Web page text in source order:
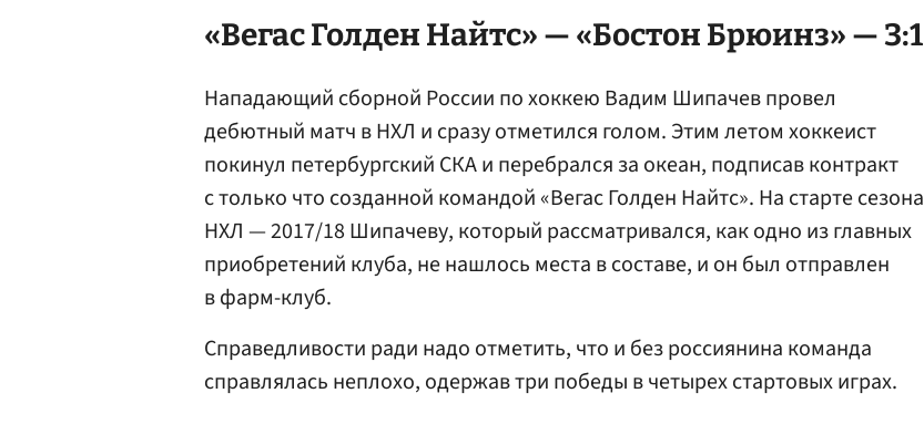
«Вегас Голден Найтс» — «Бостон Брюинз» — 3:1
Нападающий сборной России по хоккею Вадим Шипачев провел
дебютный матч в НХЛ и сразу отметился голом. Этим летом хоккеист
покинул петербургский СКА и перебрался за океан, подписав контракт
с только что созданной командой «Вегас Голден Найтс». На старте сезона
НХЛ — 2017/18 Шипачеву, который рассматривался, как одно из главных
приобретений клуба, не нашлось места в составе, и он был отправлен
в фарм-клуб.
Справедливости ради надо отметить, что и без россиянина команда
справлялась неплохо, одержав три победы в четырех стартовых играх.